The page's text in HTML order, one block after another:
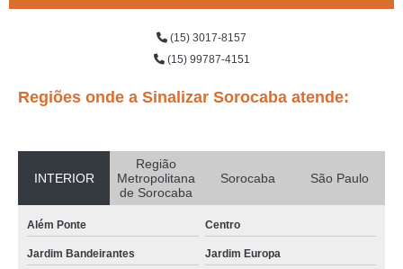
(15) 3017-8157
(15) 99787-4151
Regiões onde a Sinalizar Sorocaba atende:
INTERIOR
Região
Metropolitana
de Sorocaba
Sorocaba São Paulo
Além Ponte Centro
Jardim Bandeirantes Jardim Europa